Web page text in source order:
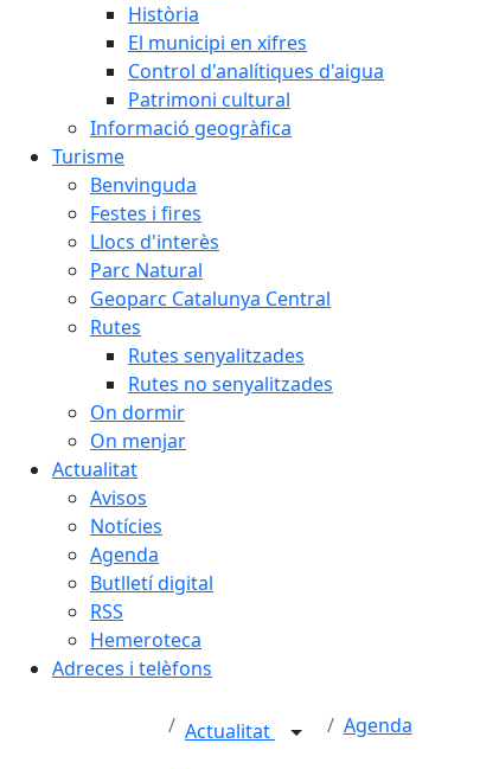
Història
El municipi en xifres
Control d'analítiques d'aigua
Patrimoni cultural
Informació geogràfica
Turisme
Benvinguda
Festes i fires
Llocs d'interès
Parc Natural
Geoparc Catalunya Central
Rutes
Rutes senyalitzades
Rutes no senyalitzades
On dormir
On menjar
Actualitat
Avisos
Notícies
Agenda
Butlletí digital
RSS
Hemeroteca
Adreces i telèfons
Actualitat Agenda